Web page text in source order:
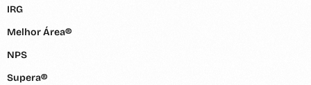
IRG
Melhor Área®
NPS
Supera®